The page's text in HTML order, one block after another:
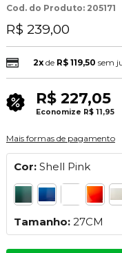
Cod. do Produto: 205171
R$ 239,00
2xde R$ 119,50 sem
R$ 227,05
Economize R$ 11,95
Mais formas de pagamento
Cor: Shell Pink
Tamanho: 27CM